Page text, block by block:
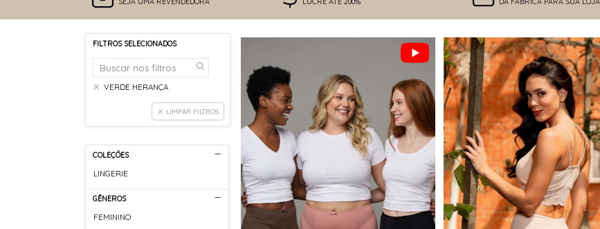
FILTROS SELECIONADOS
VERDE HERANÇA
LIMPAR FILTROS
COLEÇÕES
LINGERIE
GÊNEROS
FEMININO